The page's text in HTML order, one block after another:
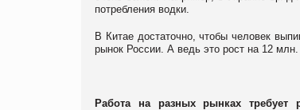
потребления водки.
В Китае достаточно, чтобы человек
рынок России. А ведь это рост на 12 млн.
Работа на разных рынках требует